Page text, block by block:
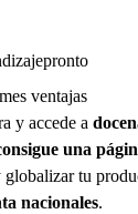
pronto
ventajas
y accede a
una
globalizar tu
nacionales.